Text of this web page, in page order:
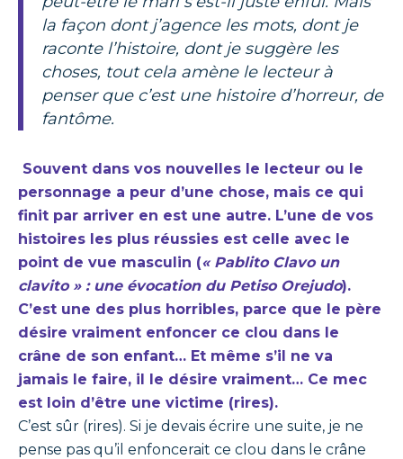
la façon dont j’agence les mots, dont je
raconte l’histoire, dont je suggère les
choses, tout cela amène le lecteur à
penser que c’est une histoire d’horreur, de
fantôme.
Souvent dans vos nouvelles le lecteur ou le
personnage a peur d’une chose, mais ce qui
finit par arriver en est une autre. L’une de vos
histoires les plus réussies est celle avec le
point de vue masculin (« Pablito Clavo un
clavito » : une évocation du Petiso Orejudo).
C’est une des plus horribles, parce que le père
désire vraiment enfoncer ce clou dans le
crâne de son enfant… Et même s’il ne va
jamais le faire, il le désire vraiment… Ce mec
est loin d’être une victime (rires).
C’est sûr (rires). Si je devais écrire une suite, je ne
pense pas qu’il enfoncerait ce clou dans le crâne